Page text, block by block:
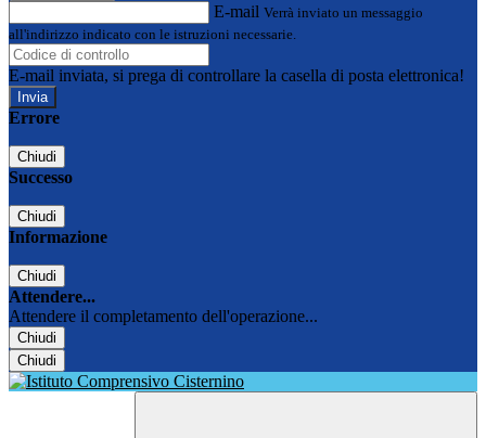
E-mail Verrà inviato un messaggio
all'indirizzo indicato con le istruzioni necessarie.
E-mail inviata, si prega di controllare la casella di posta elettronica!
Errore
Chiudi
Successo
Chiudi
Informazione
Chiudi
Attendere...
Attendere il completamento dell'operazione...
Chiudi
Chiudi